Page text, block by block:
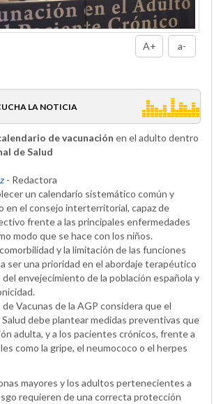
A+ a-
LA NOTICIA
de vacunación en el adulto dentro
de Salud
- Redactora
un calendario sistemático común y
en el consejo interterritorial, capaz de
frente a las principales enfermedades
modo que se hace con los niños.
y la limitación de las funciones
ser una prioridad en el abordaje terapéutico
envejecimiento de la población española y
Vacunas de la AGP considera que el
debe plantear medidas preventivas que
adulta, y a los pacientes crónicos, frente a
como la gripe, el neumococo o el herpes
mayores y los adultos pertenecientes a
requieren de una correcta protección